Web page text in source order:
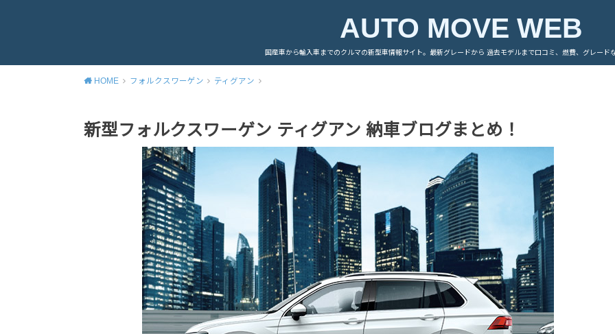
AUTO MOVE WEB
国産車から輸入車までのクルマの新型車情報サイト。最新グレードから 過去モデルまで口コミ、燃費、グレード
HOME フォルクスワーゲン ティグアン
新型フォルクスワーゲン ティグアン 納車ブログまとめ！